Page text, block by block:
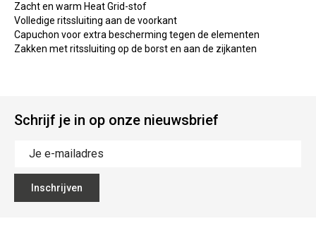
Zacht en warm Heat Grid-stof
Volledige ritssluiting aan de voorkant
Capuchon voor extra bescherming tegen de elementen
Zakken met ritssluiting op de borst en aan de zijkanten
Schrijf je in op onze nieuwsbrief
Inschrijven